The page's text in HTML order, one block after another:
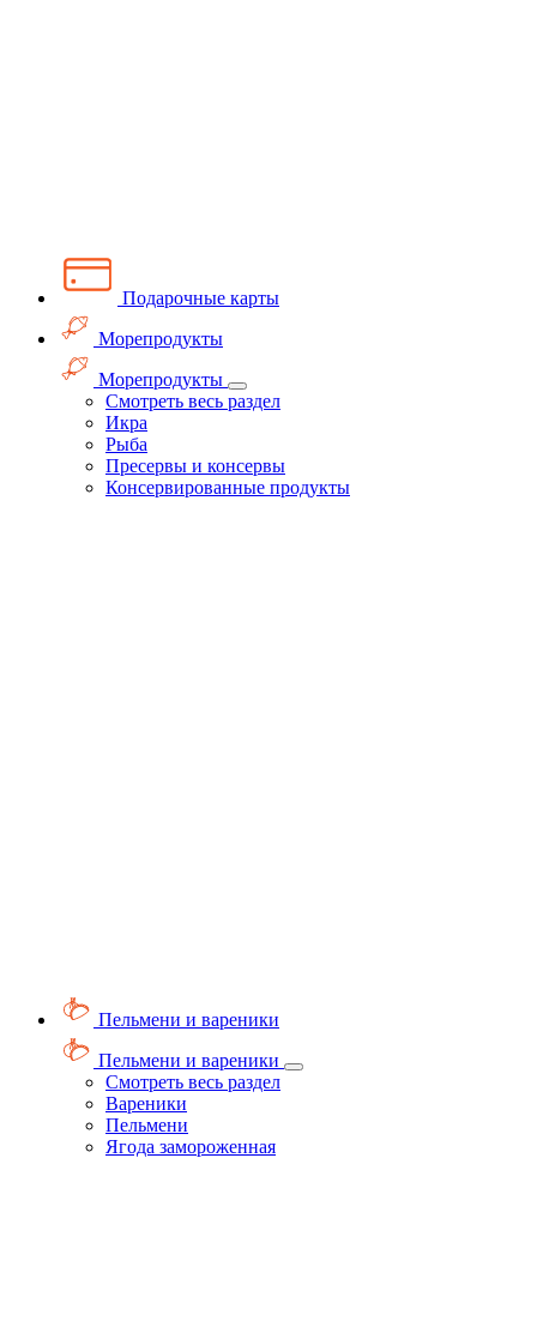
Подарочные карты
Морепродукты
Морепродукты
Смотреть весь раздел
Икра
Рыба
Пресервы и консервы
Консервированные продукты
Пельмени и вареники
Пельмени и вареники
Смотреть весь раздел
Вареники
Пельмени
Ягода замороженная